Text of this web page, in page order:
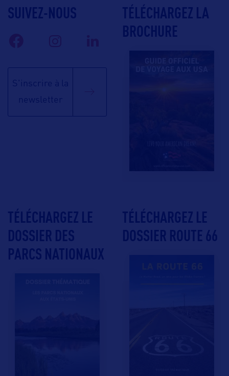
SUIVEZ-NOUS
S'inscrire à la
newsletter
TÉLÉCHARGEZ LA
BROCHURE
TÉLÉCHARGEZ LE
DOSSIER DES
PARCS NATIONAUX
TÉLÉCHARGEZ LE
DOSSIER ROUTE 66